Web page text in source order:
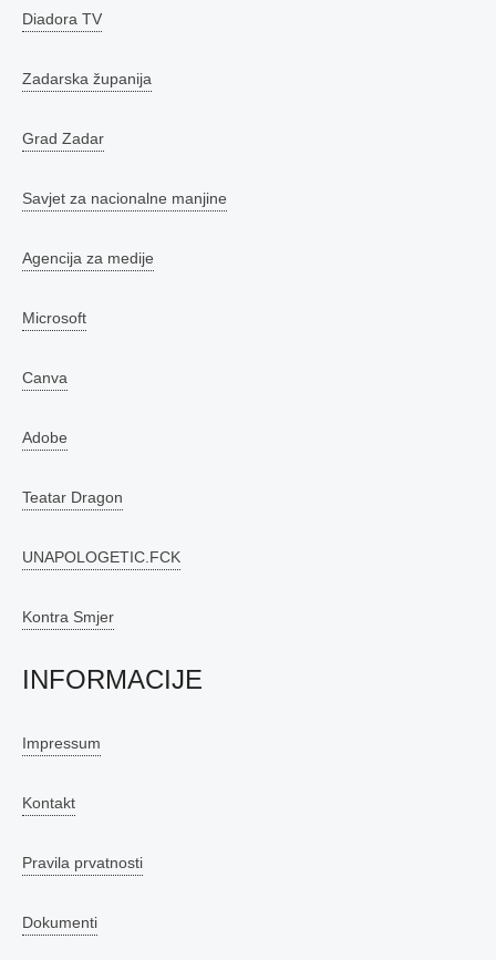
Diadora TV
Zadarska županija
Grad Zadar
Savjet za nacionalne manjine
Agencija za medije
Microsoft
Canva
Adobe
Teatar Dragon
UNAPOLOGETIC.FCK
Kontra Smjer
INFORMACIJE
Impressum
Kontakt
Pravila prvatnosti
Dokumenti